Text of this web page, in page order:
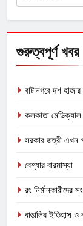
for:
গুরুত্বপূর্ণ খবর
বাটানগরে দশ
কলকাতা মেডিক্যাল
সরকার জহুরী এখন
বেশ্যার বারমাস্যা
রং
বাঙালির ইতিহাস ও